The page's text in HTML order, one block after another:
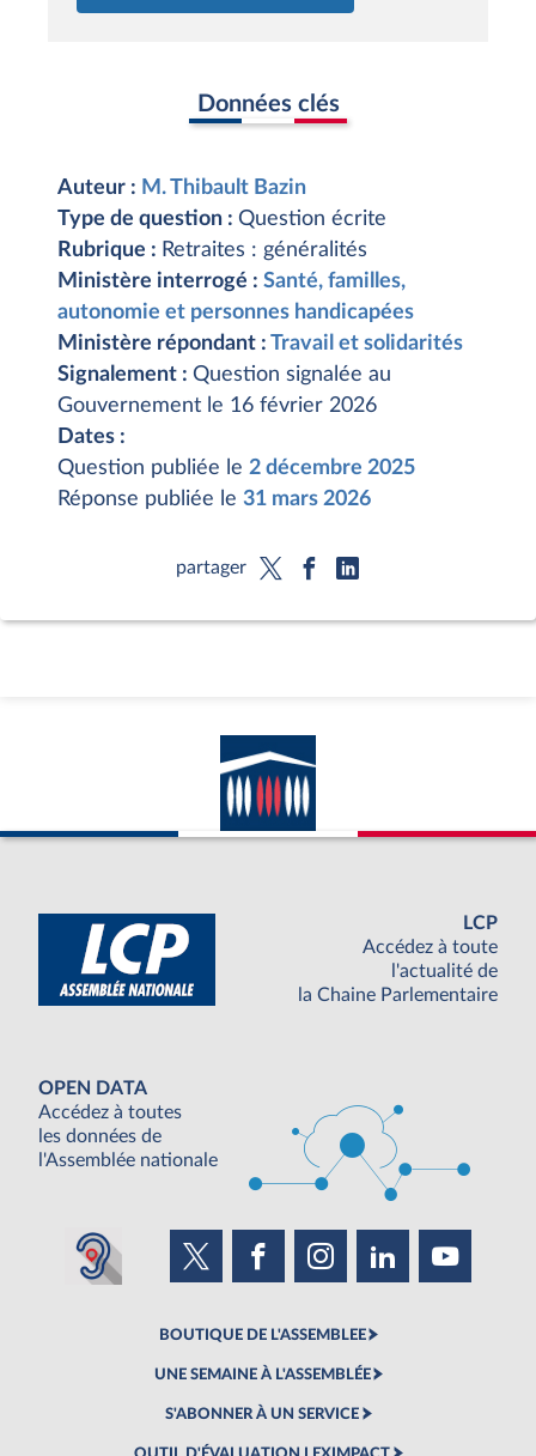
Données clés
Auteur : M. Thibault Bazin
Type de question : Question écrite
Rubrique : Retraites : généralités
Ministère interrogé : Santé, familles,
autonomie et personnes handicapées
Ministère répondant : Travail et solidarités
Signalement : Question signalée au
Gouvernement le 16 février 2026
Dates :
Question publiée le 2 décembre 2025
Réponse publiée le 31 mars 2026
partager
LCP
Accédez à toute
l'actualité de
la Chaine Parlementaire
OPEN DATA
Accédez à toutes
les données de
l'Assemblée nationale
BOUTIQUE DE L'ASSEMBLEE
UNE SEMAINE À L'ASSEMBLÉE
S'ABONNER À UN SERVICE